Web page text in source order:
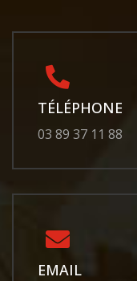
TÉLÉPHONE
03 89 37 11 88
EMAIL